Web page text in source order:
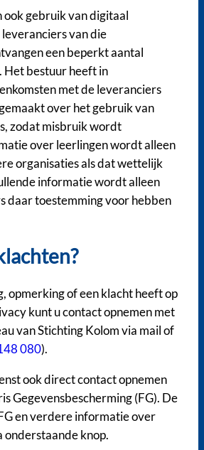
ook gebruik van digitaal
van die
een beperkt aantal
Het bestuur heeft in
met de leveranciers
over het gebruik van
zodat misbruik wordt
over leerlingen wordt alleen
organisaties als dat wettelijk
informatie wordt alleen
daar toestemming voor hebben
opmerking of een klacht heeft op
kunt u contact opnemen met
van Stichting Kolom via mail of
080).
ook direct contact opnemen
Gegevensbescherming (FG). De
en verdere informatie over
onderstaande knop.